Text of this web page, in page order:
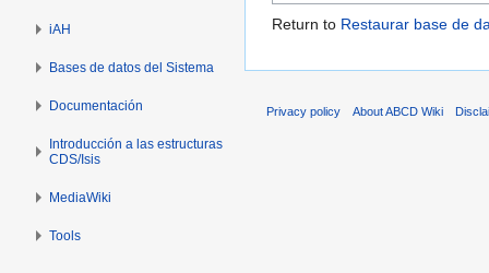
Return to Restaurar base de
iAH
Bases de datos del Sistema
Documentación
Introducción a las estructuras
CDS/Isis
MediaWiki
Tools
Privacy policy About ABCD Wiki